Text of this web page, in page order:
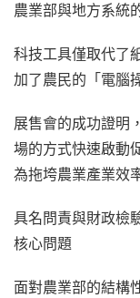
農業部與地方系統
科技工具僅取代了
加了農民的「電腦
展售會的成功證明
場的方式快速啟動
為拖垮農業產業效
具名問責與財政檢
核心問題
面對農業部的結構